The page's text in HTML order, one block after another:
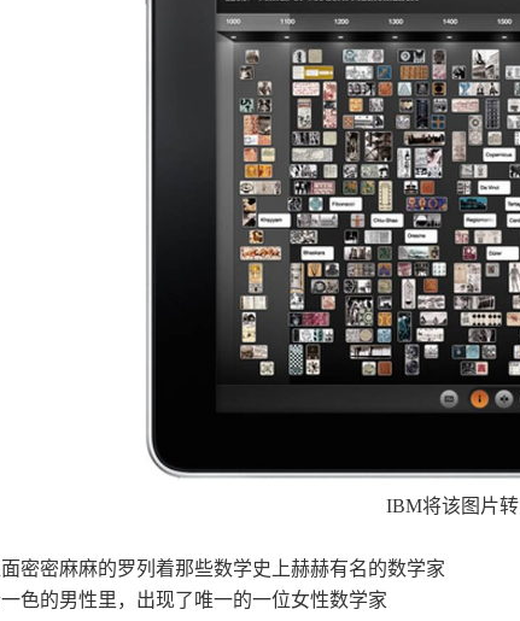
IBM将该图片转
密麻麻的罗列着那些数学史上赫赫有名的数学家
的男性里，出现了唯一的一位女性数学家